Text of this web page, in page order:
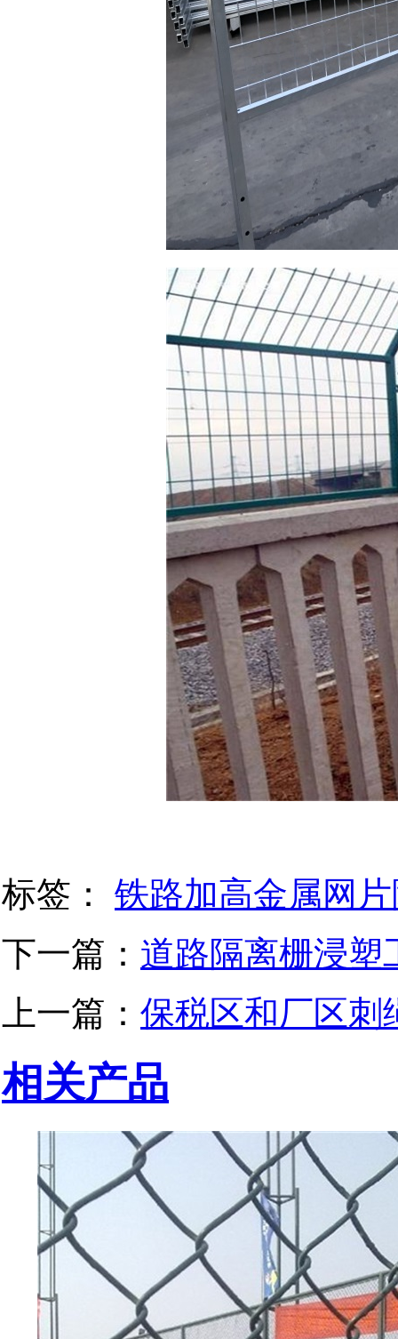
标签： 铁路加高金属网
下一篇： 道路隔离栅浸塑
上一篇： 保税区和厂区刺
相关产品